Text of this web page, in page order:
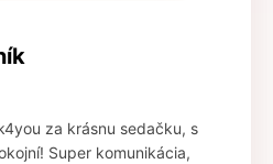
za krásnu sedačku, s
Super komunikácia,